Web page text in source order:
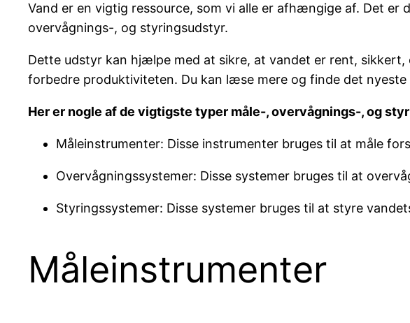
Vand er en vigtig ressource, som vi alle er afhængige af. Det
overvågnings-, og styringsudstyr.
Dette udstyr kan hjælpe med at sikre, at vandet er rent,
forbedre produktiviteten. Du kan læse mere og finde det
Her er nogle af de vigtigste typer måle-, overvågnings-, og
Måleinstrumenter: Disse instrumenter bruges til at måle
Overvågningssystemer: Disse systemer bruges til at
Styringssystemer: Disse systemer bruges til at styre
Måleinstrumenter